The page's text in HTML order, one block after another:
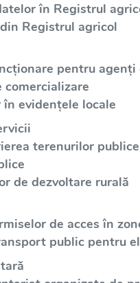
în Registrul
Registrul agricol
pentru agenți
evidențele locale
terenurilor publice
de dezvoltare rurală
de acces în
public pentru